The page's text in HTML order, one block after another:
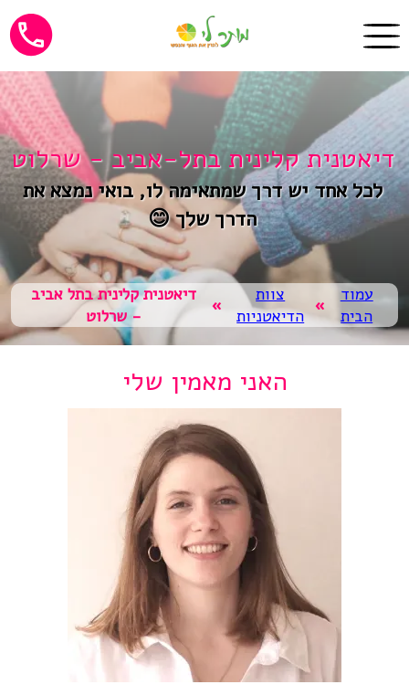
דיאטנית קלינית בתל-אביב - שרלוט
לכל אחד יש דרך שמתאימה לו, בואי נמצא את
הדרך שלך 😊
עמוד
הבית
»
צוות
הדיאטניות
»
דיאטנית קלינית בתל אביב
- שרלוט
האני מאמין שלי